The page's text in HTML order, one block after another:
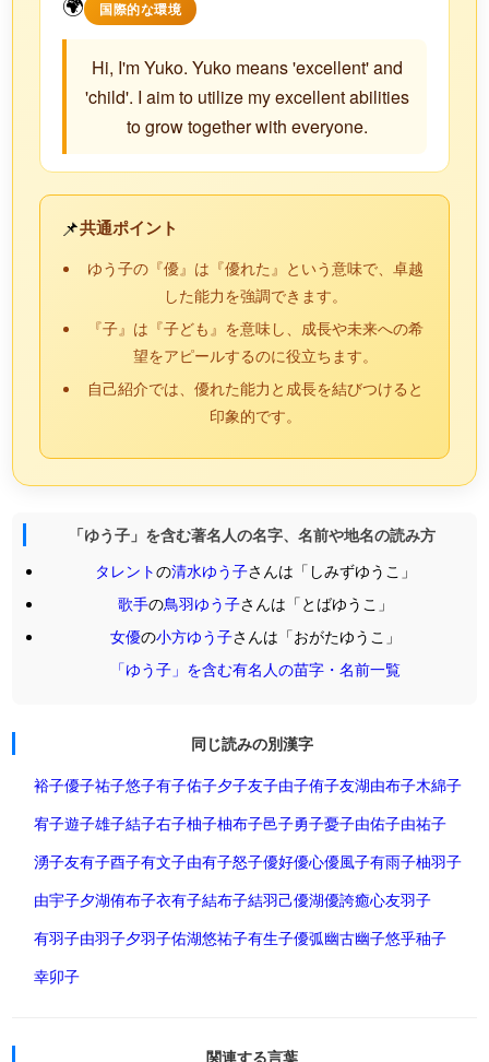
国際的な環境
Hi, I'm Yuko. Yuko means 'excellent' and
'child'. I aim to utilize my excellent abilities
to grow together with everyone.
📌共通ポイント
ゆう子の『優』は『優れた』という意味で、卓越
した能力を強調できます。
『子』は『子ども』を意味し、成長や未来への希
望をアピールするのに役立ちます。
自己紹介では、優れた能力と成長を結びつけると
印象的です。
「ゆう子」を含む著名人の名字、名前や地名の読み方
タレントの清水ゆう子さんは「しみずゆうこ」
歌手の鳥羽ゆう子さんは「とばゆうこ」
女優の小方ゆう子さんは「おがたゆうこ」
「ゆう子」を含む有名人の苗字・名前一覧
同じ読みの別漢字
裕子優子祐子悠子有子佑子夕子友子由子侑子友湖由布子木綿子
宥子遊子雄子結子右子柚子柚布子邑子勇子憂子由佑子由祐子
湧子友有子酉子有文子由有子怒子優好優心優風子有雨子柚羽子
由宇子夕湖侑布子衣有子結布子結羽己優湖優誇癒心友羽子
有羽子由羽子夕羽子佑湖悠祐子有生子優弧幽古幽子悠乎秞子
幸卯子
関連する言葉